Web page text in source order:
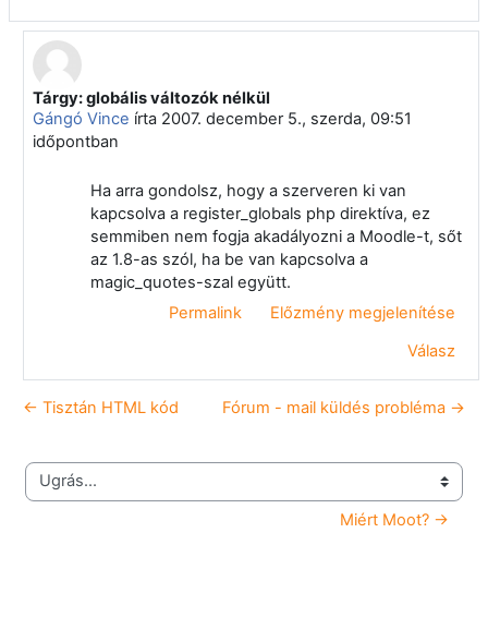
Válasz erre: Payer Barbara
Tárgy: globális változók nélkül
Gángó Vince írta 2007. december 5., szerda, 09:51
időpontban
Ha arra gondolsz, hogy a szerveren ki van
kapcsolva a register_globals php direktíva, ez
semmiben nem fogja akadályozni a Moodle-t, sőt
az 1.8-as szól, ha be van kapcsolva a
magic_quotes-szal együtt.
Permalink
Előzmény megjelenítése
Válasz
← Tisztán HTML kód Fórum - mail küldés probléma →
Ugrás...
Miért Moot? →